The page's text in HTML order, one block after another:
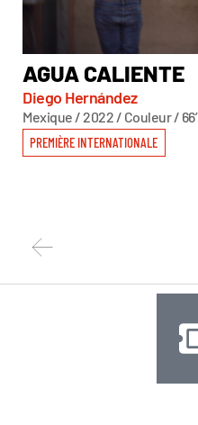
AGUA CALIENTE
Diego Hernández
Mexique / 2022 / Couleur / 66’
PREMIÈRE INTERNATIONALE